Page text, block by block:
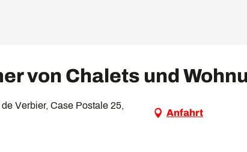
von Chalets und
Verbier, Case Postale 25,
Anfahrt